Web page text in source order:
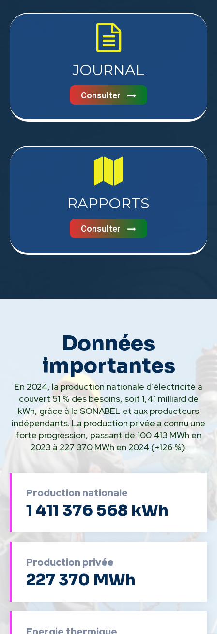
JOURNAL
Consulter
RAPPORTS
Consulter
Données
importantes
En 2024, la production nationale d’électricité a
couvert 51 % des besoins, soit 1,41 milliard de
kWh, grâce à la SONABEL et aux producteurs
indépendants. La production privée a connu une
forte progression, passant de 100 413 MWh en
2023 à 227 370 MWh en 2024 (+126 %).
Production nationale
1 411 376 568 kWh
Production privée
227 370 MWh